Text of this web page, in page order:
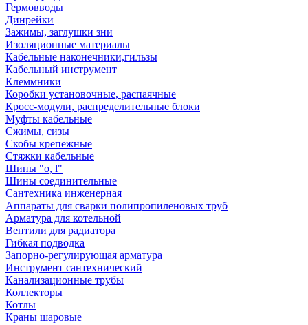
Гермовводы
Динрейки
Зажимы, заглушки зни
Изоляционные материалы
Кабельные наконечники,гильзы
Кабельный инструмент
Клеммники
Коробки установочные, распаячные
Кросс-модули, распределительные блоки
Муфты кабельные
Сжимы, сизы
Скобы крепежные
Стяжки кабельные
Шины "o, l"
Шины соединительные
Сантехника инженерная
Аппараты для сварки полипропиленовых труб
Арматура для котельной
Вентили для радиатора
Гибкая подводка
Запорно-регулирующая арматура
Инструмент сантехнический
Канализационные трубы
Коллекторы
Котлы
Краны шаровые